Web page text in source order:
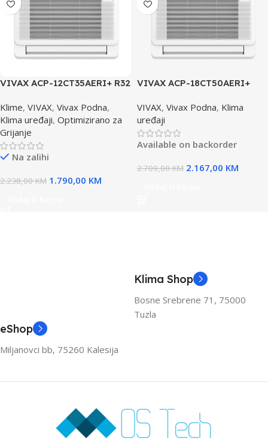
VIVAX ACP-12CT35AERI+ R32
Klime, VIVAX, Vivax Podna,
Klima uređaji, Optimizirano za
Grijanje
Na zalihi
2.238,00KM 1.790,00 KM
VIVAX ACP-18CT50AERI+
VIVAX, Vivax Podna, Klima
uređaji
Available on backorder
2.709,00KM 2.167,00 KM
Klima Shop
Bosne Srebrene 71, 75000
Tuzla
eShop
Miljanovci bb, 75260 Kalesija